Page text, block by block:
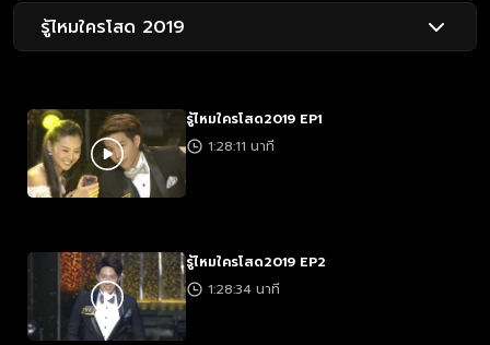
รู้ไหมใครโสด 2019
รู้ไหมใครโสด2019 EP1
1:28:11 นาที
รู้ไหมใครโสด2019 EP2
1:28:34 นาที